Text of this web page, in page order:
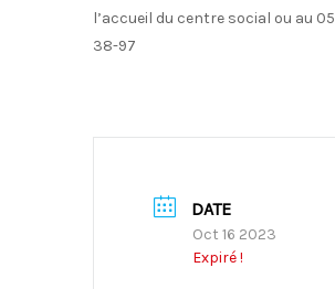
l’accueil du centre social ou au
38-97
DATE
Oct 16 2023
Expiré !